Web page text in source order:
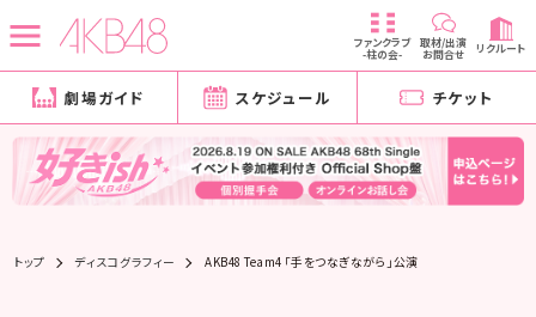
ファンクラブ
-柱の会-
取材/出演
お問合せ リクルート
劇場ガイド スケジュール チケット
トップ ディスコグラフィー AKB48 Team4 「手をつなぎながら」公演